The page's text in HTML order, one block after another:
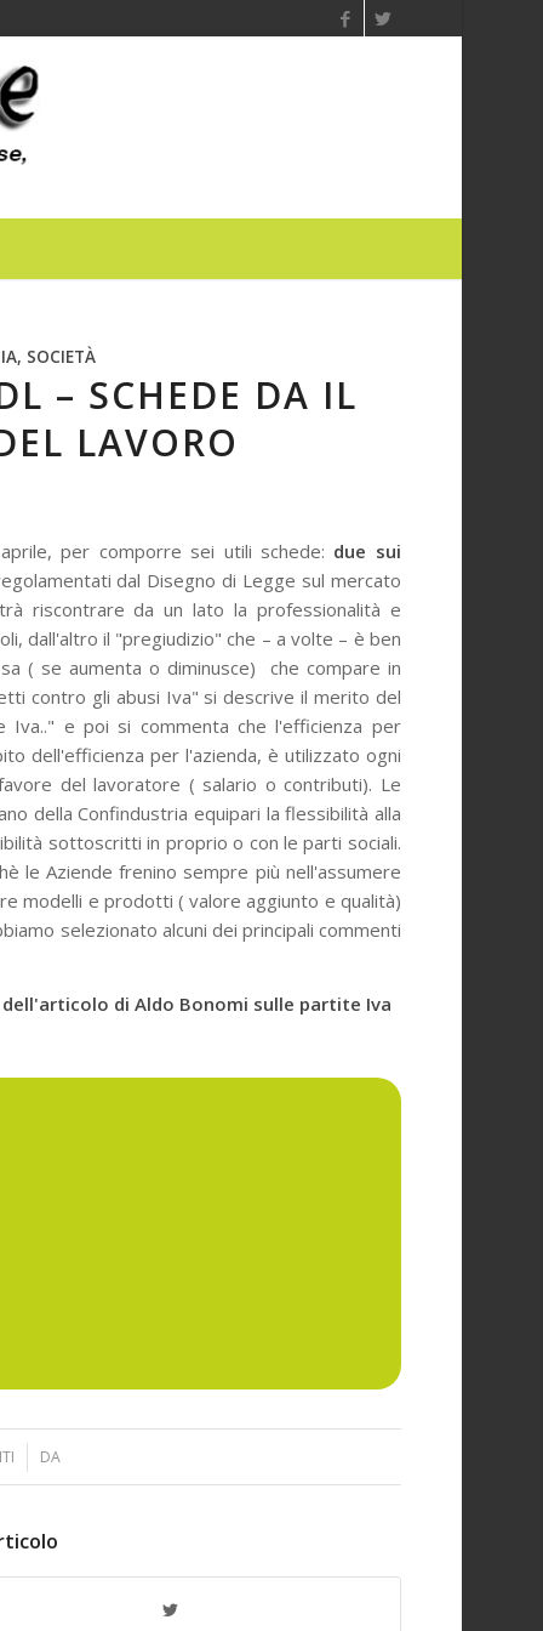
SOCIETÀ
– SCHEDE DA IL
LAVORO
per comporre sei utili schede: due sui
dal Disegno di Legge sul mercato
riscontrare da un lato la professionalità e
dall'altro il "pregiudizio" che – a volte – è ben
( se aumenta o diminusce) che compare in
contro gli abusi Iva" si descrive il merito del
e poi si commenta che l'efficienza per
dell'efficienza per l'azienda, è utilizzato ogni
del lavoratore ( salario o contributi). Le
della Confindustria equipari la flessibilità alla
sottoscritti in proprio o con le parti sociali.
le Aziende frenino sempre più nell'assumere
modelli e prodotti ( valore aggiunto e qualità)
selezionato alcuni dei principali commenti
di Aldo Bonomi sulle partite Iva
DA